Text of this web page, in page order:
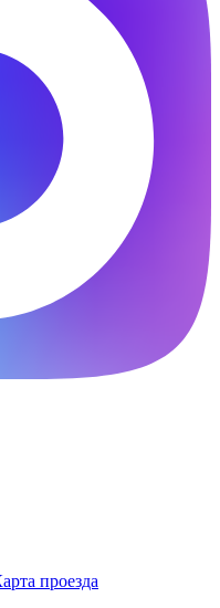
проезда